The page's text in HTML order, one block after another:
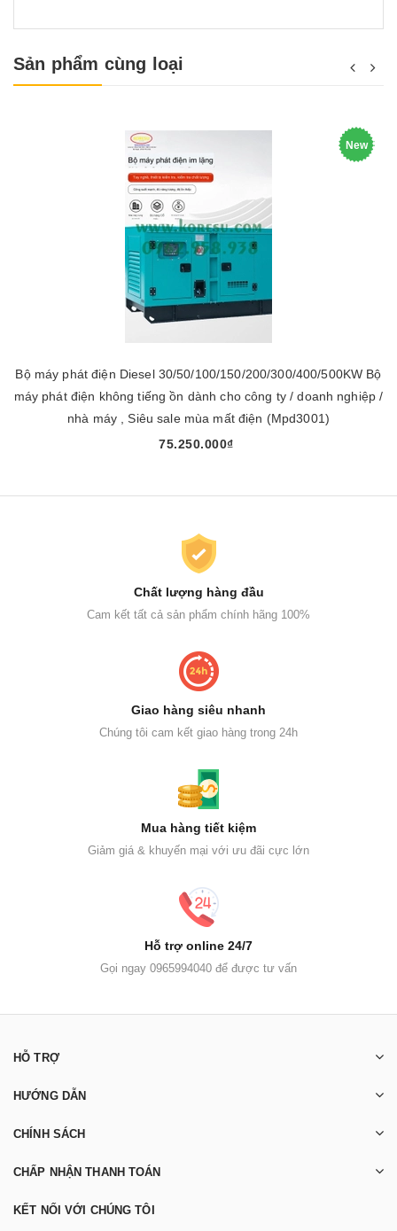
Sản phẩm cùng loại
New
Bộ máy phát điện Diesel 30/50/100/150/200/300/400/500KW Bộ
máy phát điện không tiếng ồn dành cho công ty / doanh nghiệp /
nhà máy , Siêu sale mùa mất điện (Mpd3001)
75.250.000₫
Chất lượng hàng đầu
Cam kết tất cả sản phẩm chính hãng 100%
Giao hàng siêu nhanh
Chúng tôi cam kết giao hàng trong 24h
Mua hàng tiết kiệm
Giảm giá & khuyến mại với ưu đãi cực lớn
Hỗ trợ online 24/7
Gọi ngay 0965994040 để được tư vấn
HỖ TRỢ
HƯỚNG DẪN
CHÍNH SÁCH
CHẤP NHẬN THANH TOÁN
KẾT NỐI VỚI CHÚNG TÔI